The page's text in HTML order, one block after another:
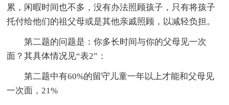
累，闲暇时间也不多，没有办法照顾孩子，只有将孩子
托付给他们的祖父母或是其他亲戚照顾，以减轻负担。
第二题的问题是：你多长时间与你的父母见一次
面？其具体情况见“表2”：
第二题中有60%的留守儿童一年以上才能和父母见
一次面，21%